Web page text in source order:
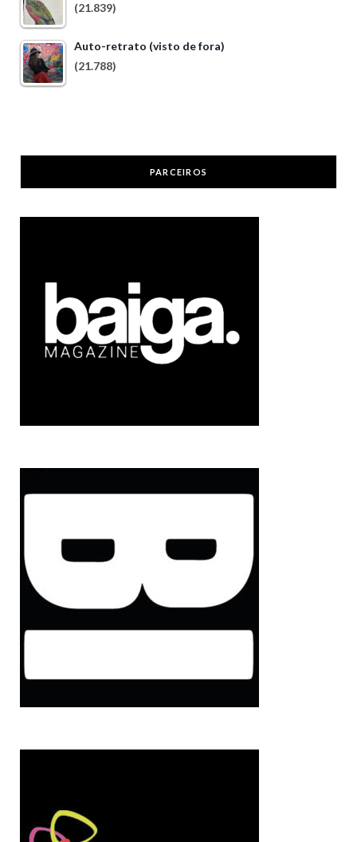
(21.839)
Auto-retrato (visto de fora)
(21.788)
PARCEIROS